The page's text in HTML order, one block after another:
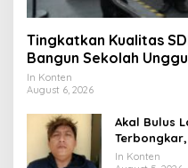
Tingkatkan Kualitas
Bangun Sekolah
Universitas Terbaik
In Konten
August 6, 2026
Akal Bulus
Uang
In Konten